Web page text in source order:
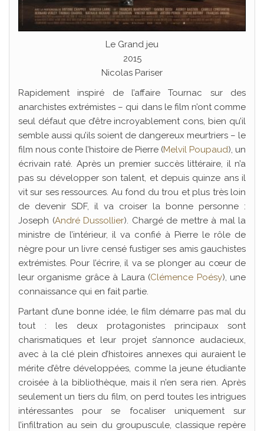
Le Grand jeu
2015
Nicolas Pariser
Rapidement inspiré de l’affaire Tournac sur des
anarchistes extrémistes – qui dans le film n’ont comme
seul défaut que d’être incroyablement cons, bien qu’il
semble aussi qu’ils soient de dangereux meurtriers – le
film nous conte l’histoire de Pierre (Melvil Poupaud), un
écrivain raté. Après un premier succès littéraire, il n’a
pas su développer son talent, et depuis quinze ans il
vit sur ses ressources. Au fond du trou et plus très loin
de devenir SDF, il va croiser la bonne personne :
Joseph (André Dussollier). Chargé de mettre à mal la
ministre de l’intérieur, il va confié à Pierre le rôle de
nègre pour un livre censé fustiger ses amis gauchistes
extrémistes. Pour l’écrire, il va se plonger au cœur de
leur organisme grâce à Laura (Clémence Poésy), une
connaissance qui en fait partie.
Partant d’une bonne idée, le film démarre pas mal du
tout : les deux protagonistes principaux sont
charismatiques et leur projet s’annonce audacieux,
avec à la clé plein d’histoires annexes qui auraient le
mérite d’être développées, comme la jeune étudiante
croisée à la bibliothèque, mais il n’en sera rien. Après
seulement un tiers du film, on perd toutes les intrigues
intéressantes pour se focaliser uniquement sur
l’infiltration au sein du groupuscule, classique repère